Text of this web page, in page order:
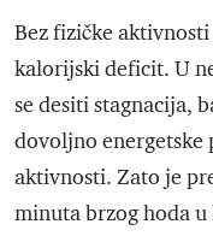
Bez fizičke
kalorijski deficit. U
se desiti stagnacija,
dovoljno energetske
aktivnosti. Zato je
minuta brzog hoda